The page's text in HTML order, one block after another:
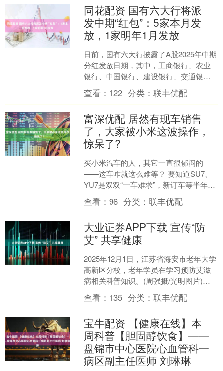
同花配资 国有六大行将派
发中期“红包”：5家本月发
放，1家明年1月发放
日前，国有六大行披露了A股2025年中期
分红发放日期，其中，工商银行、农业
银行、中国银行、建设银行、交通银行
预计于今年12月派发；邮储银行将在明
年1月12日完成....
查看： 122 分类：联丰优配
富深优配 居然有现车销售
了，大家被小米这波操作，
惊呆了?
买小米汽车的人，其它一直很郁闷的
——这车咋就这么难等？ 要知道SU7、
YU7是双双“一车难求”，新订车等半年都
算快的。就说现在，打开APP一看，SU7
标准版最少....
查看：96 分类：联丰优配
大业证券APP下载 宣传“防
艾” 共享健康
2025年12月1日，江苏省海安市老年大学
高新区分校，老年学员在学习预防艾滋
病相关科普知识。(周强摄/光明图片)
2025年12月1日，在河南省商丘市夏邑县
栗城....
查看： 135 分类：联丰优配
宝牛配资 【健康在线】本
周科普【胆固醇饮食】——
盘锦市中心医院心血管科一
病区副主任医师 刘琳琳